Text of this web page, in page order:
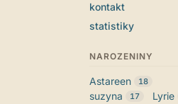
kontakt
statistiky
NAROZENINY
Astareen 18
suzyna 17 Lyrie